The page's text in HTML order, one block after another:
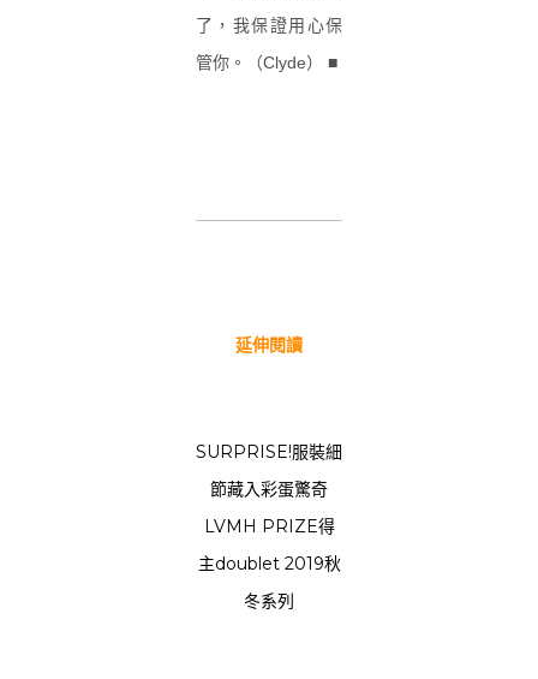
了，我保證用心保
管你。（Clyde） ■
延伸閱讀
SURPRISE!服裝細
節藏入彩蛋驚奇
LVMH PRIZE得
主doublet 2019秋
冬系列